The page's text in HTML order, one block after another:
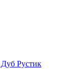
Рустик